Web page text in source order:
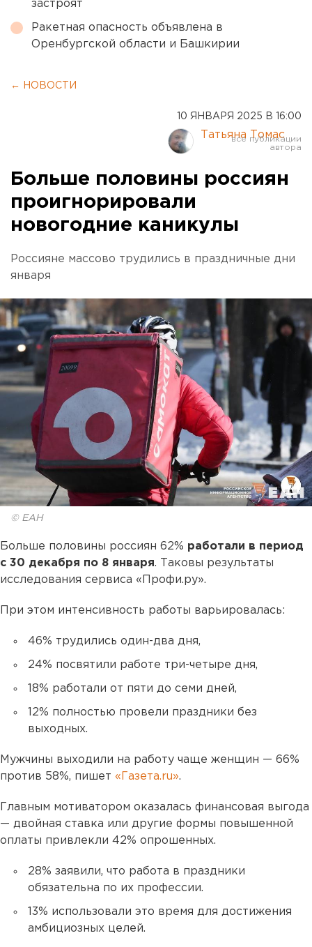
застроят
Ракетная опасность объявлена в
Оренбургской области и Башкирии
← НОВОСТИ
10 ЯНВАРЯ 2025 В 16:00
Татьяна Томас
Больше половины россиян
проигнорировали
новогодние каникулы
Россияне массово трудились в праздничные дни
января
© ЕАН
Больше половины россиян 62% работали в период
с 30 декабря по 8 января. Таковы результаты
исследования сервиса «Профи.ру».
При этом интенсивность работы варьировалась:
46% трудились один-два дня,
24% посвятили работе три-четыре дня,
18% работали от пяти до семи дней,
12% полностью провели праздники без
выходных.
Мужчины выходили на работу чаще женщин — 66%
против 58%, пишет «Газета.ru».
Главным мотиватором оказалась финансовая выгода
— двойная ставка или другие формы повышенной
оплаты привлекли 42% опрошенных.
28% заявили, что работа в праздники
обязательна по их профессии.
13% использовали это время для достижения
амбициозных целей.